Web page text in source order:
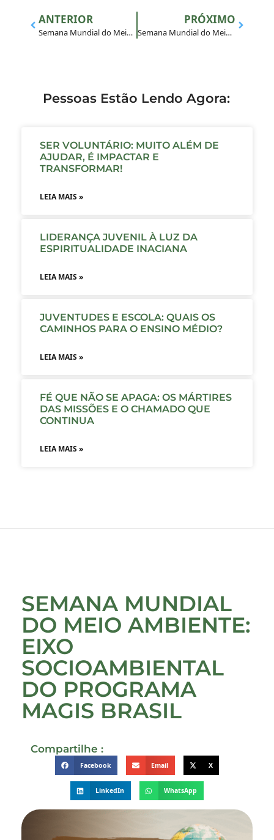
ANTERIOR
Semana Mundial do Meio Ambiente: Eixo Socioambiental do Programa MAGIS Brasil
PRÓXIMO
Semana Mundial do Meio Ambiente: Espiritualidade Inaciana
Pessoas Estão Lendo Agora:
SER VOLUNTÁRIO: MUITO ALÉM DE
AJUDAR, É IMPACTAR E
TRANSFORMAR!
LEIA MAIS »
LIDERANÇA JUVENIL À LUZ DA
ESPIRITUALIDADE INACIANA
LEIA MAIS »
JUVENTUDES E ESCOLA: QUAIS OS
CAMINHOS PARA O ENSINO MÉDIO?
LEIA MAIS »
FÉ QUE NÃO SE APAGA: OS MÁRTIRES
DAS MISSÕES E O CHAMADO QUE
CONTINUA
LEIA MAIS »
SEMANA MUNDIAL
DO MEIO AMBIENTE:
EIXO
SOCIOAMBIENTAL
DO PROGRAMA
MAGIS BRASIL
Compartilhe :
Facebook Email X
LinkedIn WhatsApp